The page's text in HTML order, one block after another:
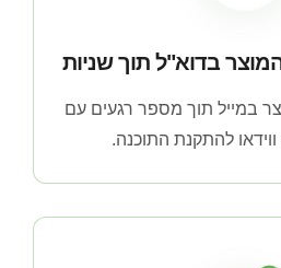
בדוא"ל תוך שניות
במייל תוך מספר רגעים עם
להתקנת התוכנה.